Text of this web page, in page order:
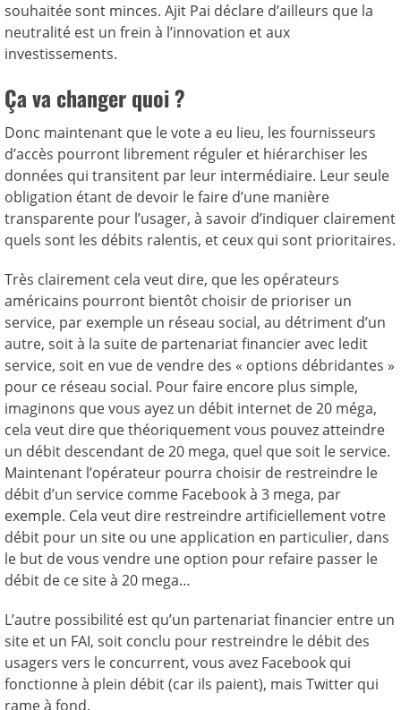
souhaitée sont minces. Ajit Pai déclare d’ailleurs que la
neutralité est un frein à l’innovation et aux
investissements.
Ça va changer quoi ?
Donc maintenant que le vote a eu lieu, les fournisseurs
d’accès pourront librement réguler et hiérarchiser les
données qui transitent par leur intermédiaire. Leur seule
obligation étant de devoir le faire d’une manière
transparente pour l’usager, à savoir d’indiquer clairement
quels sont les débits ralentis, et ceux qui sont prioritaires.
Très clairement cela veut dire, que les opérateurs
américains pourront bientôt choisir de prioriser un
service, par exemple un réseau social, au détriment d’un
autre, soit à la suite de partenariat financier avec ledit
service, soit en vue de vendre des « options débridantes »
pour ce réseau social. Pour faire encore plus simple,
imaginons que vous ayez un débit internet de 20 méga,
cela veut dire que théoriquement vous pouvez atteindre
un débit descendant de 20 mega, quel que soit le service.
Maintenant l’opérateur pourra choisir de restreindre le
débit d’un service comme Facebook à 3 mega, par
exemple. Cela veut dire restreindre artificiellement votre
débit pour un site ou une application en particulier, dans
le but de vous vendre une option pour refaire passer le
débit de ce site à 20 mega…
L’autre possibilité est qu’un partenariat financier entre un
site et un FAI, soit conclu pour restreindre le débit des
usagers vers le concurrent, vous avez Facebook qui
fonctionne à plein débit (car ils paient), mais Twitter qui
rame à fond.